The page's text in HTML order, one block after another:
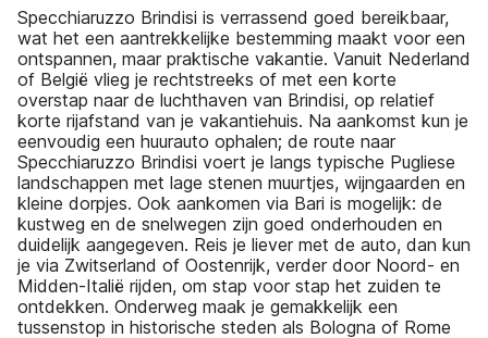
Specchiaruzzo Brindisi is verrassend goed bereikbaar,
wat het een aantrekkelijke bestemming maakt voor een
ontspannen, maar praktische vakantie. Vanuit Nederland
of België vlieg je rechtstreeks of met een korte
overstap naar de luchthaven van Brindisi, op relatief
korte rijafstand van je vakantiehuis. Na aankomst kun je
eenvoudig een huurauto ophalen; de route naar
Specchiaruzzo Brindisi voert je langs typische Pugliese
landschappen met lage stenen muurtjes, wijngaarden en
kleine dorpjes. Ook aankomen via Bari is mogelijk: de
kustweg en de snelwegen zijn goed onderhouden en
duidelijk aangegeven. Reis je liever met de auto, dan kun
je via Zwitserland of Oostenrijk, verder door Noord- en
Midden-Italië rijden, om stap voor stap het zuiden te
ontdekken. Onderweg maak je gemakkelijk een
tussenstop in historische steden als Bologna of Rome